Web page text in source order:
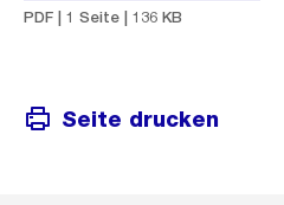
PDF | 1 Seite | 136 KB
Seite drucken